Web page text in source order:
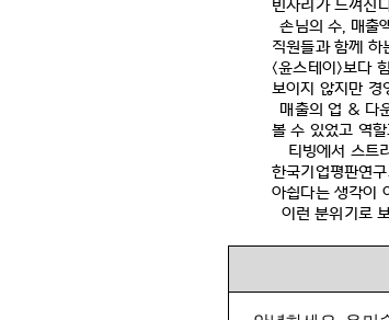
빈자리가 느껴진
손님의 수, 매출
직원들과 함께 하
<윤스테이>보다
보이지 않지만 경
매출의 업 & 다
볼 수 있었고 역
티빙에서 스트
한국기업평판연
아쉽다는 생각이
이런 분위기로